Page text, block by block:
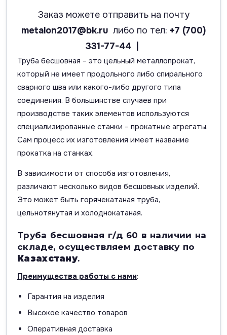
Заказ можете отправить на почту
metalon2017@bk.ru либо по тел: +7 (700)
331-77-44 |
Труба бесшовная – это цельный металлопрокат,
который не имеет продольного либо спирального
сварного шва или какого-либо другого типа
соединения. В большинстве случаев при
производстве таких элементов используются
специализированные станки – прокатные агрегаты.
Сам процесс их изготовления имеет название
прокатка на станках.
В зависимости от способа изготовления,
различают несколько видов бесшовных изделий.
Это может быть горячекатаная труба,
цельнотянутая и холоднокатаная.
Труба бесшовная г/д 60 в наличии на
складе, осуществляем доставку по
Казахстану.
Преимущества работы с нами:
Гарантия на изделия
Высокое качество товаров
Оперативная доставка